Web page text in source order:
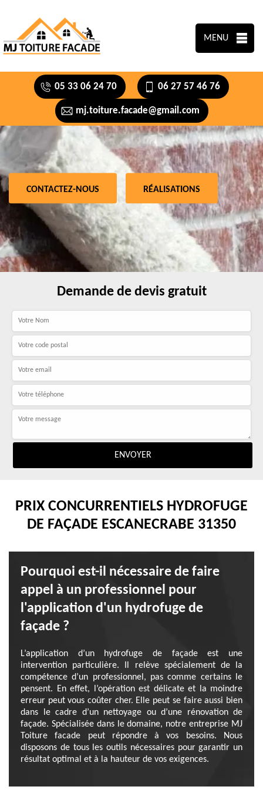
MENU
05 33 06 24 70 06 27 57 46 76
mj.toiture.facade@gmail.com
CONTACTEZ-NOUS RÉALISATIONS
Demande de devis gratuit
PRIX CONCURRENTIELS HYDROFUGE
DE FAÇADE ESCANECRABE 31350
Pourquoi est-il nécessaire de faire
appel à un professionnel pour
l'application d'un hydrofuge de
façade ?
L’application d’un hydrofuge de façade est une
intervention particulière. Il relève spécialement de la
compétence d’un professionnel, pas comme certains le
pensent. En effet, l’opération est délicate et la moindre
erreur peut vous coûter cher. Elle peut se faire aussi bien
dans le cadre d’un nettoyage ou d’une rénovation de
façade. Spécialisée dans le domaine, notre entreprise MJ
Toiture facade peut répondre à vos besoins. Nous
disposons de tous les outils nécessaires pour garantir un
résultat optimal et à la hauteur de vos exigences.